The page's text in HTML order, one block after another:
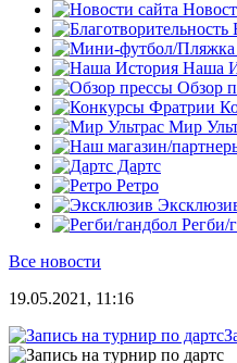
Наша
Обзор
Мир
Дартс
Ретро
Регби/
Все новости
19.05.2021, 11:16